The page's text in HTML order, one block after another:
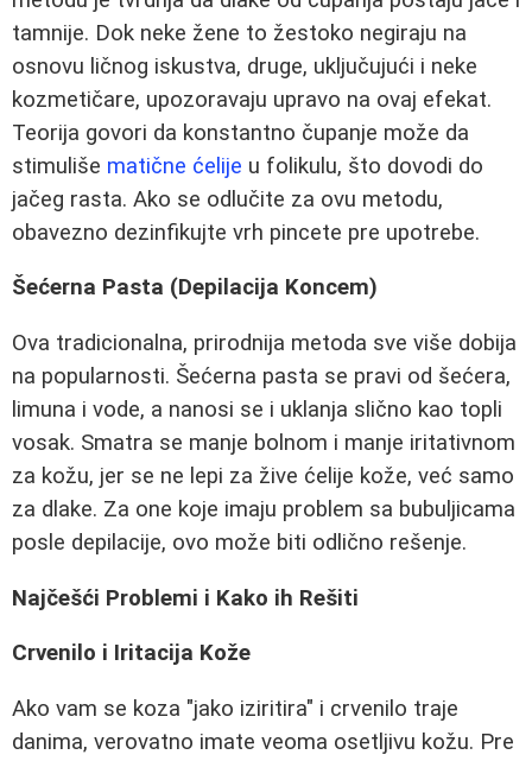
tamnije. Dok neke žene to žestoko negiraju na
osnovu ličnog iskustva, druge, uključujući i neke
kozmetičare, upozoravaju upravo na ovaj efekat.
Teorija govori da konstantno čupanje može da
stimuliše matične ćelije u folikulu, što dovodi do
jačeg rasta. Ako se odlučite za ovu metodu,
obavezno dezinfikujte vrh pincete pre upotrebe.
Šećerna Pasta (Depilacija Koncem)
Ova tradicionalna, prirodnija metoda sve više dobija
na popularnosti. Šećerna pasta se pravi od šećera,
limuna i vode, a nanosi se i uklanja slično kao topli
vosak. Smatra se manje bolnom i manje iritativnom
za kožu, jer se ne lepi za žive ćelije kože, već samo
za dlake. Za one koje imaju problem sa bubuljicama
posle depilacije, ovo može biti odlično rešenje.
Najčešći Problemi i Kako ih Rešiti
Crvenilo i Iritacija Kože
Ako vam se koza "jako iziritira" i crvenilo traje
danima, verovatno imate veoma osetljivu kožu. Pre